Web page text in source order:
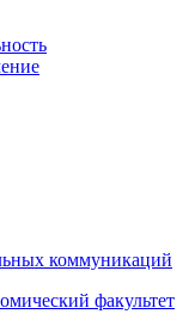
коммуникаций
факультет